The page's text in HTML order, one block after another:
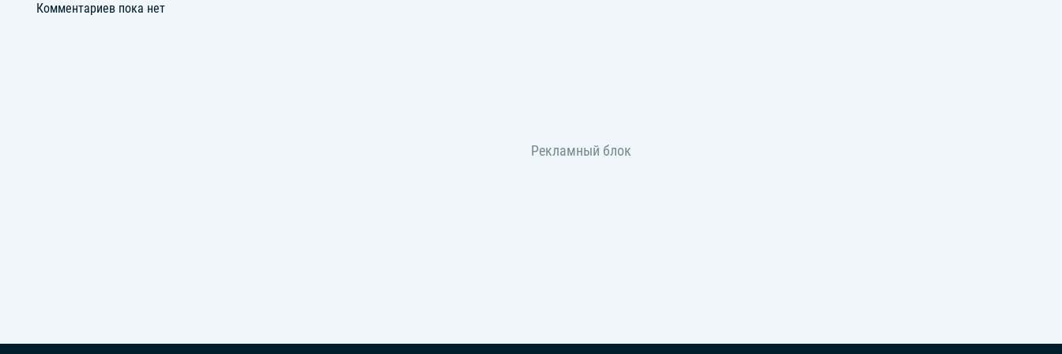
Комментариев пока нет